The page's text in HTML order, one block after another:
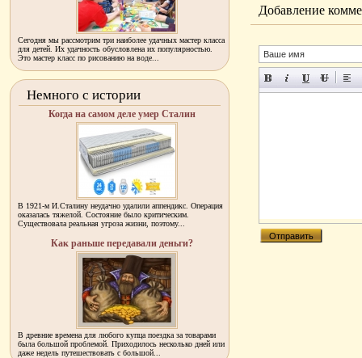
Добавление
Сегодня мы рассмотрим три наиболее удачных мастер класса
для детей. Их удачность обусловлена их популярностью.
Это мастер класс по рисованию на воде...
Немного с истории
Когда на самом деле умер Сталин
В 1921-м И.Сталину неудачно удалили аппендикс. Операция
оказалась тяжелой. Состояние было критическим.
Существовала реальная угроза жизни, поэтому...
Как раньше передавали деньги?
В древние времена для любого купца поездка за товарами
была большой проблемой. Приходилось несколько дней или
даже недель путешествовать с большой...